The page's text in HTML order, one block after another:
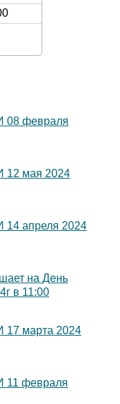
08 февраля
12 мая 2024
14 апреля 2024
на День
в 11:00
17 марта 2024
11 февраля